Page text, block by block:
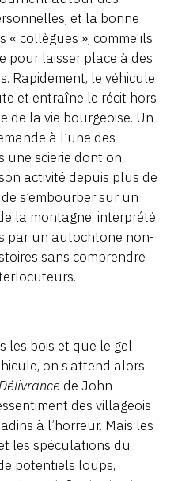
et la bonne
« collègues », comme ils
pour laisser place à des
Rapidement, le véhicule
et entraîne le récit hors
de la vie bourgeoise. Un
à l’une des
une scierie dont on
activité depuis plus de
s’embourber sur un
la montagne, interprété
par un autochtone non-
sans comprendre
les bois et que le gel
on s’attend alors
de John
des villageois
à l’horreur. Mais les
les spéculations du
potentiels loups,